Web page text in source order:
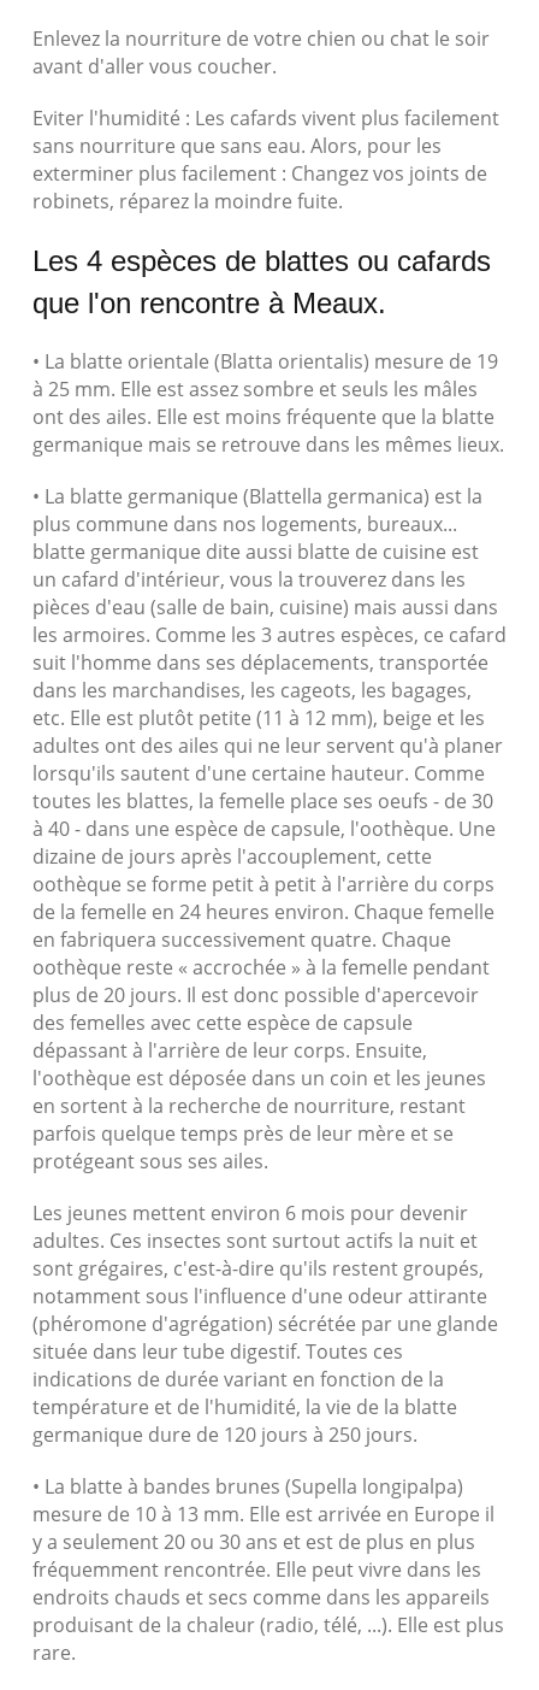
Enlevez la nourriture de votre chien ou chat le soir
avant d'aller vous coucher.
Eviter l'humidité : Les cafards vivent plus facilement
sans nourriture que sans eau. Alors, pour les
exterminer plus facilement : Changez vos joints de
robinets, réparez la moindre fuite.
Les 4 espèces de blattes ou cafards
que l'on rencontre à Meaux.
• La blatte orientale (Blatta orientalis) mesure de 19
à 25 mm. Elle est assez sombre et seuls les mâles
ont des ailes. Elle est moins fréquente que la blatte
germanique mais se retrouve dans les mêmes lieux.
• La blatte germanique (Blattella germanica) est la
plus commune dans nos logements, bureaux...
blatte germanique dite aussi blatte de cuisine est
un cafard d'intérieur, vous la trouverez dans les
pièces d'eau (salle de bain, cuisine) mais aussi dans
les armoires. Comme les 3 autres espèces, ce cafard
suit l'homme dans ses déplacements, transportée
dans les marchandises, les cageots, les bagages,
etc. Elle est plutôt petite (11 à 12 mm), beige et les
adultes ont des ailes qui ne leur servent qu'à planer
lorsqu'ils sautent d'une certaine hauteur. Comme
toutes les blattes, la femelle place ses oeufs - de 30
à 40 - dans une espèce de capsule, l'oothèque. Une
dizaine de jours après l'accouplement, cette
oothèque se forme petit à petit à l'arrière du corps
de la femelle en 24 heures environ. Chaque femelle
en fabriquera successivement quatre. Chaque
oothèque reste « accrochée » à la femelle pendant
plus de 20 jours. Il est donc possible d'apercevoir
des femelles avec cette espèce de capsule
dépassant à l'arrière de leur corps. Ensuite,
l'oothèque est déposée dans un coin et les jeunes
en sortent à la recherche de nourriture, restant
parfois quelque temps près de leur mère et se
protégeant sous ses ailes.
Les jeunes mettent environ 6 mois pour devenir
adultes. Ces insectes sont surtout actifs la nuit et
sont grégaires, c'est-à-dire qu'ils restent groupés,
notamment sous l'influence d'une odeur attirante
(phéromone d'agrégation) sécrétée par une glande
située dans leur tube digestif. Toutes ces
indications de durée variant en fonction de la
température et de l'humidité, la vie de la blatte
germanique dure de 120 jours à 250 jours.
• La blatte à bandes brunes (Supella longipalpa)
mesure de 10 à 13 mm. Elle est arrivée en Europe il
y a seulement 20 ou 30 ans et est de plus en plus
fréquemment rencontrée. Elle peut vivre dans les
endroits chauds et secs comme dans les appareils
produisant de la chaleur (radio, télé, ...). Elle est plus
rare.